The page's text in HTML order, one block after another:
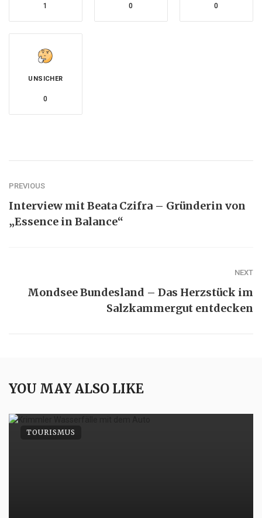
1 0 0
UNSICHER
0
PREVIOUS
Interview mit Beata Czifra – Gründerin von
„Essence in Balance“
NEXT
Mondsee Bundesland – Das Herzstück im
Salzkammergut entdecken
YOU MAY ALSO LIKE
TOURISMUS